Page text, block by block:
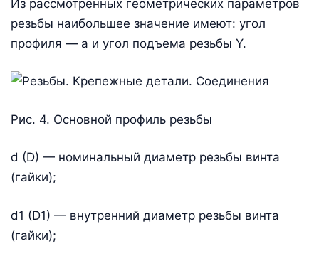
Из рассмотренных геометрических параметров
резьбы наибольшее значение имеют: угол
профиля — a и угол подъема резьбы Y.
Рис. 4. Основной профиль резьбы
d (D) — номинальный диаметр резьбы винта
(гайки);
d1 (D1) — внутренний диаметр резьбы винта
(гайки);